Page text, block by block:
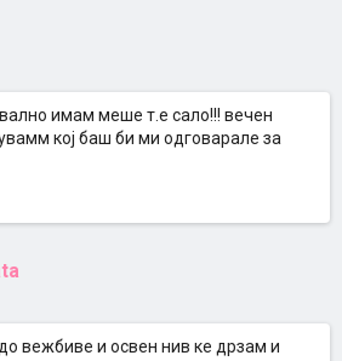
имам меше т.е сало!!! вечен
кој баш би ми одговарале за
вежбиве и освен нив ке дрзам и